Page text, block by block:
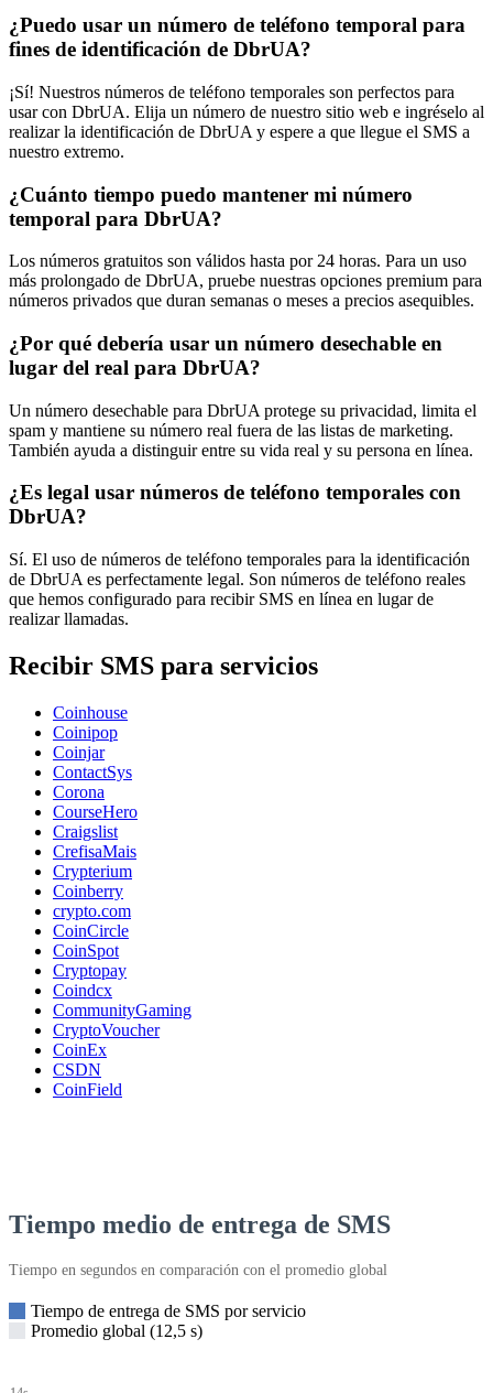
¿Puedo usar un número de teléfono temporal para
fines de identificación de DbrUA?
¡Sí! Nuestros números de teléfono temporales son perfectos para
usar con DbrUA. Elija un número de nuestro sitio web e ingréselo al
realizar la identificación de DbrUA y espere a que llegue el SMS a
nuestro extremo.
¿Cuánto tiempo puedo mantener mi número
temporal para DbrUA?
Los números gratuitos son válidos hasta por 24 horas. Para un uso
más prolongado de DbrUA, pruebe nuestras opciones premium para
números privados que duran semanas o meses a precios asequibles.
¿Por qué debería usar un número desechable en
lugar del real para DbrUA?
Un número desechable para DbrUA protege su privacidad, limita el
spam y mantiene su número real fuera de las listas de marketing.
También ayuda a distinguir entre su vida real y su persona en línea.
¿Es legal usar números de teléfono temporales con
DbrUA?
Sí. El uso de números de teléfono temporales para la identificación
de DbrUA es perfectamente legal. Son números de teléfono reales
que hemos configurado para recibir SMS en línea en lugar de
realizar llamadas.
Recibir SMS para servicios
Coinhouse
Coinipop
Coinjar
ContactSys
Corona
CourseHero
Craigslist
CrefisaMais
Crypterium
Coinberry
crypto.com
CoinCircle
CoinSpot
Cryptopay
Coindcx
CommunityGaming
CryptoVoucher
CoinEx
CSDN
CoinField
Tiempo medio de entrega de SMS
Tiempo en segundos en comparación con el promedio global
Tiempo de entrega de SMS por servicio
Promedio global (12,5 s)